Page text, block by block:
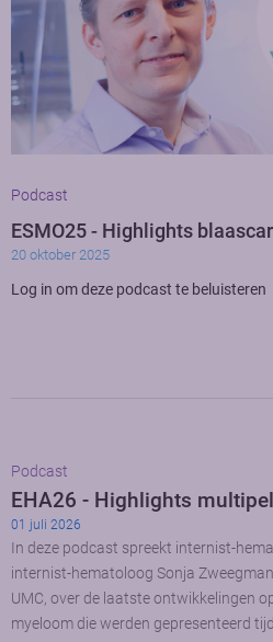
Podcast
ESMO25 - Highlights
20 oktober 2025
Log in om deze podcast te beluisteren
Podcast
EHA26 - Highlights
01 juli 2026
In deze podcast spreekt internist-
internist-hematoloog Sonja
UMC, over de laatste ontwikkelingen
myeloom die werden gepresenteerd